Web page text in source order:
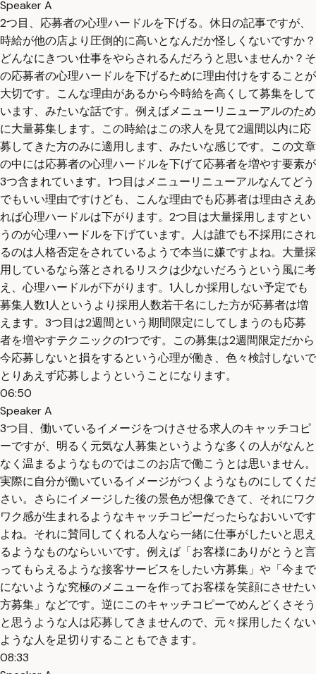
Speaker A
2つ目、応募者の心理ハードルを下げる。休日の記事ですが、
時給が他の店より圧倒的に高いとなんだか怪しくないですか？
どんなにきつい仕事をやらされるんだろうと思いませんか？そ
の応募者の心理ハードルを下げるために理由付けをすることが
大切です。こんな理由があるから今時給を高くして募集をして
います、みたいな話です。例えばメニューリニューアルのため
に大量募集します。この時給はこの求人を見て2週間以内に応
募してきた方のみに適用します、みたいな感じです。この文章
の中には応募者の心理ハードルを下げて応募者を増やす要素が
3つ含まれています。1つ目はメニューリニューアルなんてどう
でもいい理由ですけども、こんな理由でも応募者は理由さえあ
れば心理ハードルは下がります。2つ目は大量採用しますとい
うのが心理ハードルを下げています。人は誰でも不採用にされ
るのは人格否定をされているようで本当に嫌ですよね。大量採
用しているなら落とされるリスクは少ないだろうという風に考
え、心理ハードルが下がります。1人しか採用しない予定でも
募集人数1人というより採用人数若干名にした方が応募者は増
えます。3つ目は2週間という期間限定にしてしまうのも応募
者を増やすテクニックの1つです。この募集は2週間限定だから
今応募しないと損をするという心理が働き、色々検討しないで
とりあえず応募しようということになります。
06:50
Speaker A
3つ目、働いているイメージをつけさせる求人のキャッチコピ
ーですが、明るく元気な人募集というような多くの人がなんと
なく温まるようなものではこのお店で働こうとは思いません。
実際に自分が働いているイメージがつくようなものにしてくだ
さい。さらにイメージした後の景色が想像できて、それにワク
ワク感が生まれるようなキャッチコピーだったらなおいいです
よね。それに賛同してくれる人なら一緒に仕事がしたいと思え
るようなものならいいです。例えば「お客様にありがとうと言
ってもらえるような接客サービスをしたい方募集」や「今まで
にないような究極のメニューを作ってお客様を笑顔にさせたい
方募集」などです。逆にこのキャッチコピーでめんどくさそう
と思うような人は応募してきませんので、元々採用したくない
ような人を足切りすることもできます。
08:33